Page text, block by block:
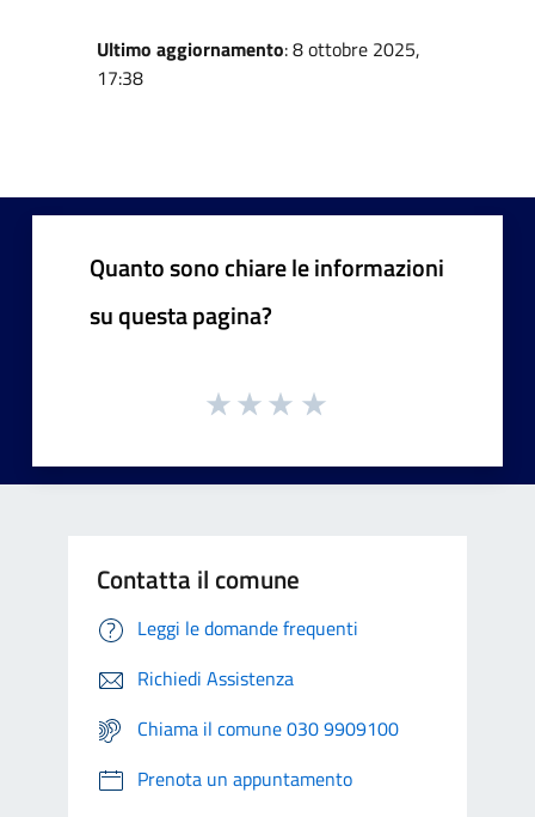
Ultimo aggiornamento: 8 ottobre 2025,
17:38
Quanto sono chiare le informazioni
su questa pagina?
Contatta il comune
Leggi le domande frequenti
Richiedi Assistenza
Chiama il comune 030 9909100
Prenota un appuntamento